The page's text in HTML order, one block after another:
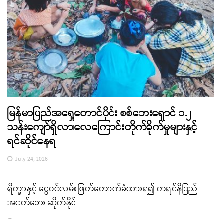
မြန်မာပြည်အရှေ့တောင်ပိုင်း စစ်ဘေးရှောင် ၁.၂
သန်းကျော်ရှိလာ၊လေကြောင်းတိုက်ခိုက်မှုများနှင့်
ရင်ဆိုင်နေရ
July 24, 2026
ရိက္ခာနှင့် ငွေဝင်လမ်း ဖြတ်တောက်ခံထားရ၍ ကရင်နီပြည်
အငတ်ဘေး ဆိုက်နိုင်